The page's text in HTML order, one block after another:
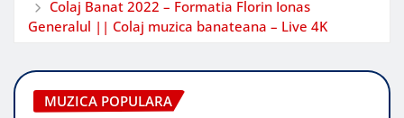
Colaj Banat 2022 – Formatia Florin Ionas
Generalul || Colaj muzica banateana – Live 4K
MUZICA POPULARA